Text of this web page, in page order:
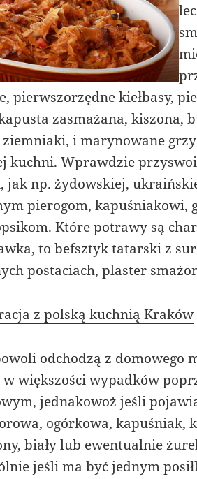
pierwszorzędne kiełbasy,
zasmażana, kiszona,
ziemniaki, i marynowane
kuchni. Wprawdzie
jak np. żydowskiej,
pierogom, kapuśniakowi,
Które potrawy są
to befsztyk tatarski z
postaciach, plaster
z polską kuchnią Kraków
odchodzą z domowego
w większości wypadków
jednakowoż jeśli
ogórkowa, kapuśniak,
biały lub ewentualnie
jeśli ma być jednym